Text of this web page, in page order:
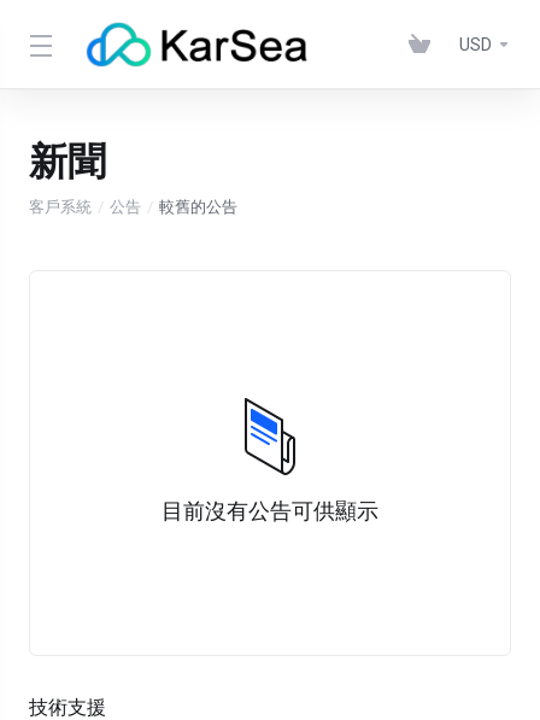
USD
新聞
客戶系統 公告 較舊的公告
技術支援
目前沒有公告可供顯示